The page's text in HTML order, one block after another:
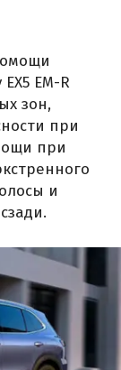
EM-R
зон,
при
при
и